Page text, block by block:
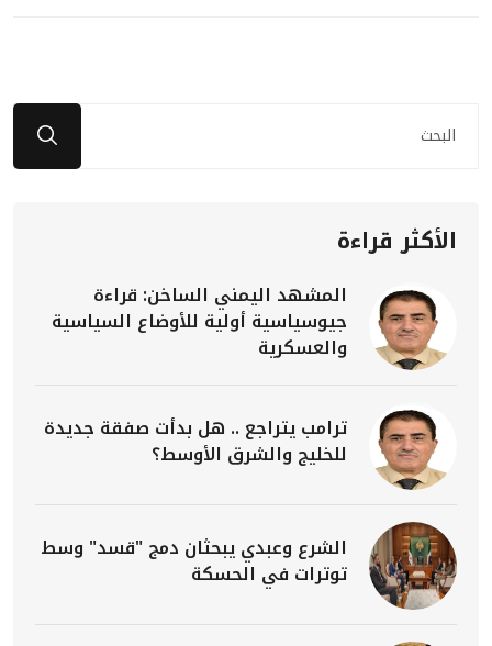
الأكثر قراءة
المشهد اليمني الساخن: قراءة
جيوسياسية أولية للأوضاع السياسية
والعسكرية
ترامب يتراجع .. هل بدأت صفقة جديدة
للخليج والشرق الأوسط؟
الشرع وعبدي يبحثان دمج "قسد" وسط
توترات في الحسكة